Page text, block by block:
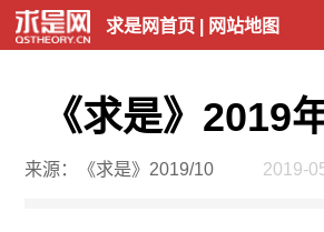
求是网首页| 网站地图
《求是》2019
来源：《求是》2019/10 2019-